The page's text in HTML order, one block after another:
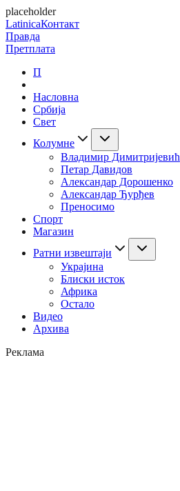
placeholder
LatinicaКонтакт
Правда
Претплата
П
Насловна
Србија
Свет
Колумне
Владимир Димитријевић
Петар Давидов
Александар Дорошенко
Александар Ђурђев
Преносимо
Спорт
Магазин
Ратни извештаји
Украјина
Блиски исток
Африка
Остало
Видео
Архива
Реклама